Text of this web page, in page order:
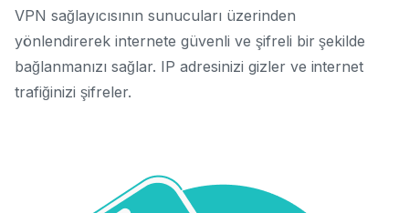
VPN sağlayıcısının sunucuları üzerinden
yönlendirerek internete güvenli ve şifreli bir şekilde
bağlanmanızı sağlar. IP adresinizi gizler ve internet
trafiğinizi şifreler.